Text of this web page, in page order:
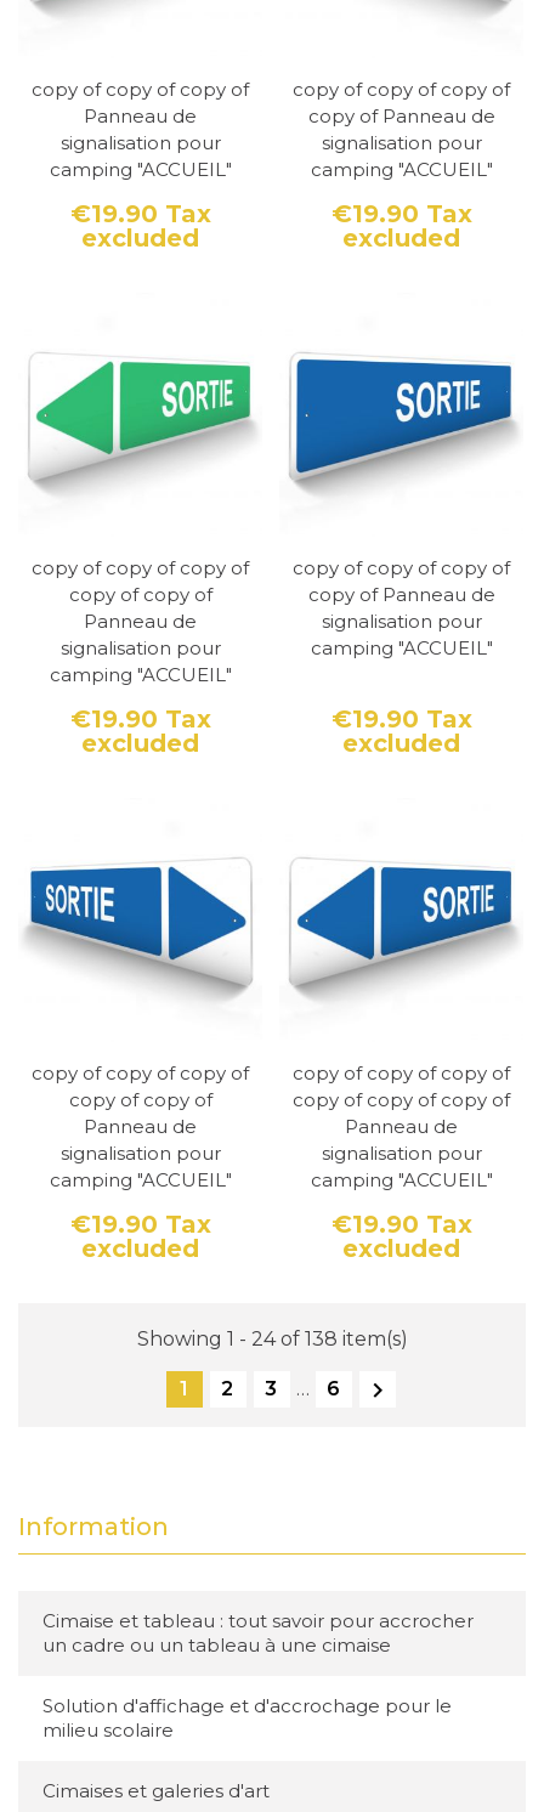
Information
Cimaise et tableau : tout savoir pour accrocher
un cadre ou un tableau à une cimaise
Solution d'affichage et d'accrochage pour le
milieu scolaire
Cimaises et galeries d'art
copy of copy of copy of
Panneau de
signalisation pour
camping "ACCUEIL"
Price
€19.90 Tax
excluded
copy of copy of copy of
copy of Panneau de
signalisation pour
camping "ACCUEIL"
Price
€19.90 Tax
excluded
copy of copy of copy of
copy of copy of
Panneau de
signalisation pour
camping "ACCUEIL"
Price
€19.90 Tax
excluded
copy of copy of copy of
copy of Panneau de
signalisation pour
camping "ACCUEIL"
Price
€19.90 Tax
excluded
copy of copy of copy of
copy of copy of
Panneau de
signalisation pour
camping "ACCUEIL"
Price
€19.90 Tax
excluded
copy of copy of copy of
copy of copy of copy of
Panneau de
signalisation pour
camping "ACCUEIL"
Price
€19.90 Tax
excluded
Showing 1 - 24 of 138 item(s)
1 2 3 … 6 